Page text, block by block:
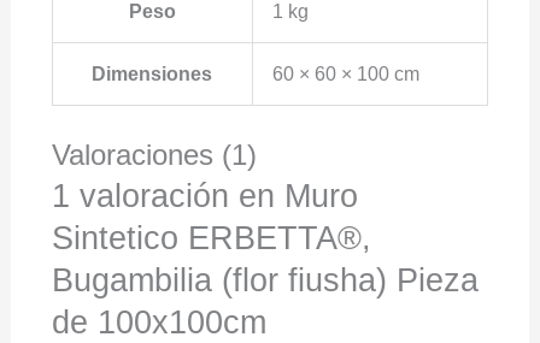
Peso 1 kg
Dimensiones 60 × 60 × 100 cm
Valoraciones (1)
1 valoración en Muro
Sintetico ERBETTA®,
Bugambilia (flor fiusha) Pieza
de 100x100cm